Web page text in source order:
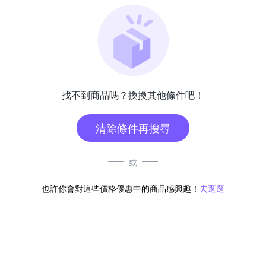
找不到商品嗎？換換其他條件吧！
清除條件再搜尋
或
也許你會對這些價格優惠中的商品感興趣！ 去逛逛